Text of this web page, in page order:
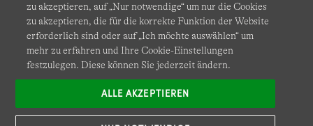
Diese Website ist durch reCAPTCHA geschützt. Es gelten die
Datenschutzerklärung undNutzungsbedingungenvon
Google.
zu akzeptieren, auf „Nur notwendige“ um nur die Cookies
zu akzeptieren, die für die korrekte Funktion der Website
erforderlich sind oder auf „Ich möchte auswählen“ um
mehr zu erfahren und Ihre Cookie-Einstellungen
festzulegen. Diese können Sie jederzeit ändern.
ALLE AKZEPTIEREN